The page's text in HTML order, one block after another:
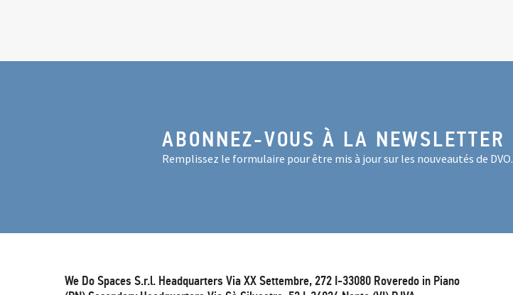
ABONNEZ-VOUS À LA NEWSLETTER
Remplissez le formulaire pour être mis à jour sur les nouveautés de DVO.
We Do Spaces S.r.l. Headquarters Via XX Settembre, 272 I-33080 Roveredo in Piano